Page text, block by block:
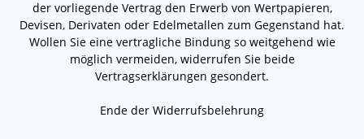
der vorliegende Vertrag den Erwerb von Wertpapieren,
Devisen, Derivaten oder Edelmetallen zum Gegenstand hat.
Wollen Sie eine vertragliche Bindung so weitgehend wie
möglich vermeiden, widerrufen Sie beide
Vertragserklärungen gesondert.
Ende der Widerrufsbelehrung